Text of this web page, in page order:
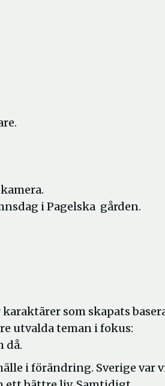
i Pagelska gården.
som skapats
utvalda teman i fokus:
då.
i förändring. Sverige var